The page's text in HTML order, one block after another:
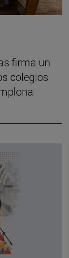
firma un
colegios